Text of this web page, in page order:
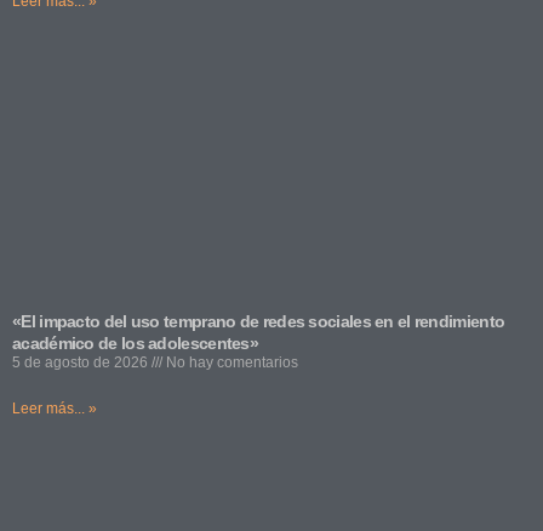
«El impacto del uso temprano de redes sociales en el rendimiento
académico de los adolescentes»
5 de agosto de 2026 No hay comentarios
Leer más... »